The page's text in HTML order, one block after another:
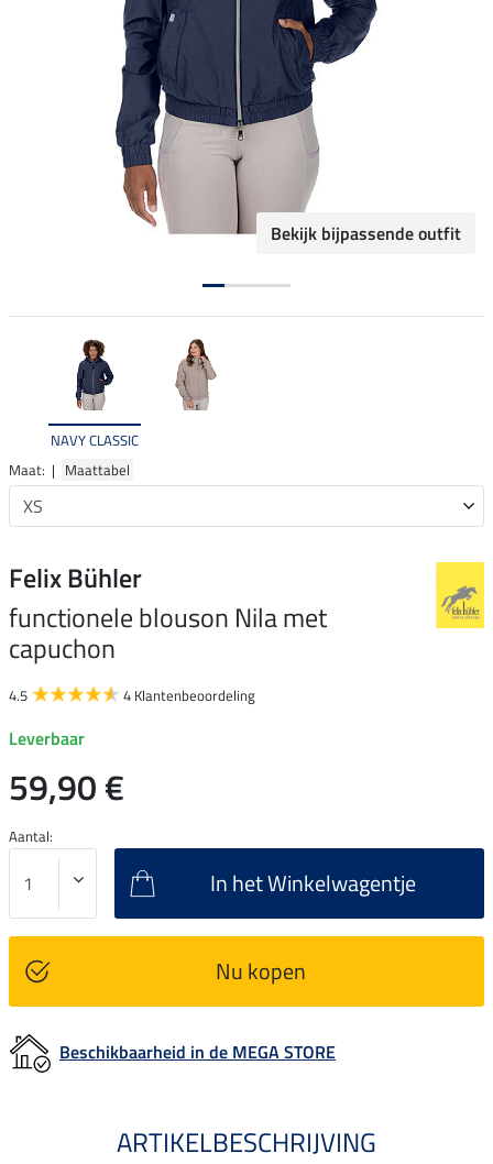
Bekijk bijpassende outfit
NAVY CLASSIC
Maat: | Maattabel
Felix Bühler
functionele blouson Nila met
capuchon
4.5 4 Klantenbeoordeling
Leverbaar
59,90 €
Aantal:
In het Winkelwagentje
Nu kopen
Beschikbaarheid in de MEGA STORE
ARTIKELBESCHRIJVING